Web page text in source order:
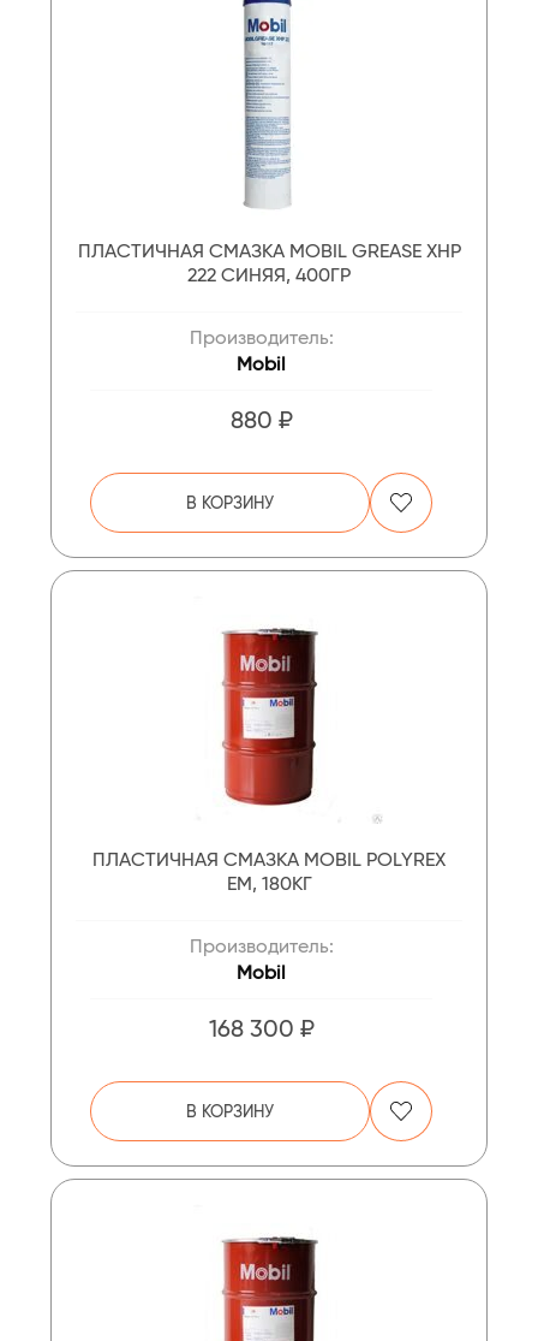
ПЛАСТИЧНАЯ СМАЗКА MOBIL GREASE XHP
222 СИНЯЯ, 400ГР
Производитель:
Mobil
880 ₽
В КОРЗИНУ
ПЛАСТИЧНАЯ СМАЗКА MOBIL POLYREX
EM, 180КГ
Производитель:
Mobil
168 300 ₽
В КОРЗИНУ